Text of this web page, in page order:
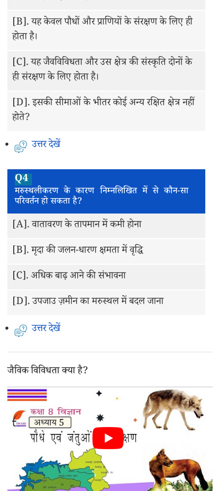
[B].यह केवल पौधों और प्राणियों के संरक्षण के लिए ही
होता है।
[C].यह जैवविविधता और उस क्षेत्र की संस्कृति दोनों के
ही संरक्षण के लिए होता है।
[D].इसकी सीमाओं के भीतर कोई अन्य रक्षित क्षेत्र नहीं
होते?
उत्तर देखें
Q4
मरुस्थलीकरण के कारण निम्नलिखित में से कौन-सा
परिवर्तन हो सकता है?
[A].वातावरण के तापमान में कमी होना
[B].मृदा की जलन-धारण क्षमता में वृद्धि
[C].अधिक बाढ़ आने की संभावना
[D].उपजाउ ज़मीन का मरुस्थल में बदल जाना
उत्तर देखें
जैविक विविधता क्या है?